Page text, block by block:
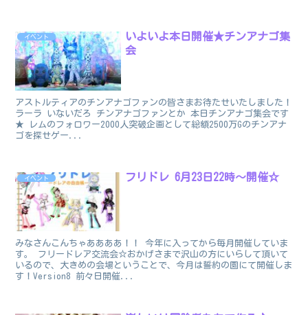
イベント
いよいよ本日開催★チンアナゴ集
会
アストルティアのチンアナゴファンの皆さまお待たせいたしました！
ラーラ いないだろ チンアナゴファンとか 本日チンアナゴ集会です
★ レムのフォロワー2000人突破企画として総額2500万Gのチンアナ
ゴを探せゲー...
イベント フリドレ 6月23日22時～開催☆
みなさんこんちゃああああ！！ 今年に入ってから毎月開催していま
す。 フリードレア交流会☆おかげさまで沢山の方にいらして頂いて
いるので、大きめの会場ということで、今月は誓約の園にて開催しま
す！Version8 前々日開催...